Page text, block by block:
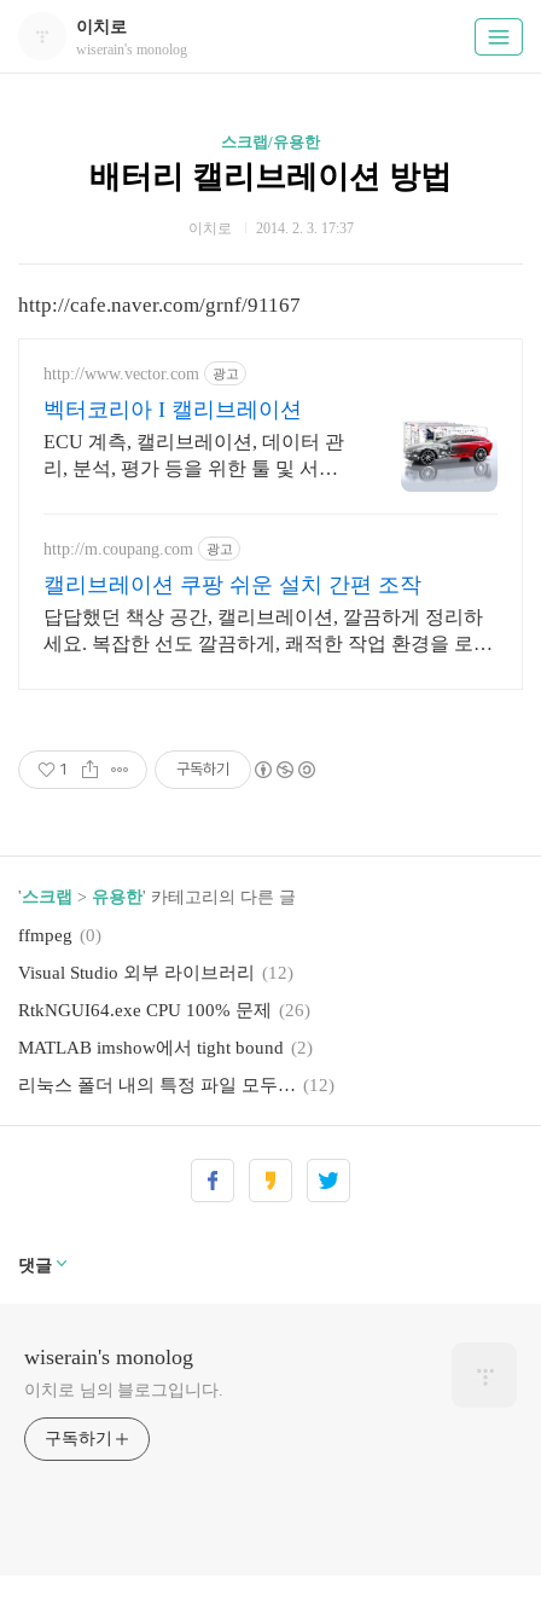
이치로
wiserain's monolog
스크랩/유용한
배터리 캘리브레이션 방법
이치로 2014. 2. 3. 17:37
http://cafe.naver.com/grnf/91167
http://www.vector.com 광고
벡터코리아 I 캘리브레이션
ECU 계측, 캘리브레이션, 데이터 관
리, 분석, 평가 등을 위한 툴 및 서비
http://m.coupang.com 광고
캘리브레이션 쿠팡 쉬운 설치 간편 조작
답답했던 책상 공간, 캘리브레이션, 깔끔하게 정리하
세요. 복잡한 선도 깔끔하게, 쾌적한 작업 환경을 로켓
1 구독하기
'스크랩 > 유용한' 카테고리의 다른 글
ffmpeg (0)
Visual Studio 외부 라이브러리
(12)
RtkNGUI64.exe CPU 100% 문제
(26)
MATLAB imshow에서 tight bound (2)
리눅스 폴더 내의 특정 파일 모두 삭제 (12)
댓글
wiserain's monolog
이치로 님의 블로그입니다.
구독하기